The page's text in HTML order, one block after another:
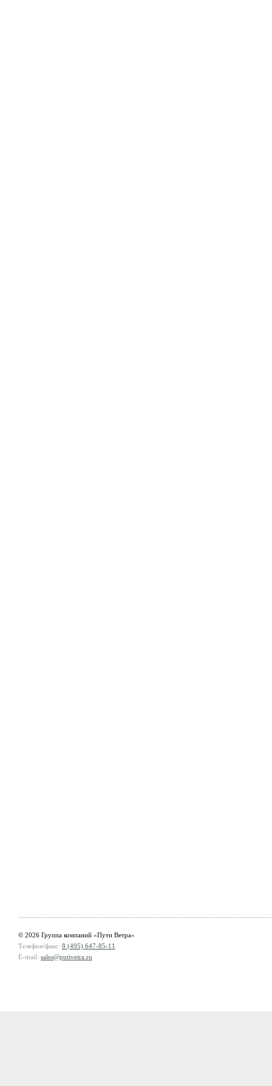
© 2026 Группа компаний «Пути Ветра»
Телефон/факс: 8 (495) 647-85-11
E-mail: sales@putivetra.ru